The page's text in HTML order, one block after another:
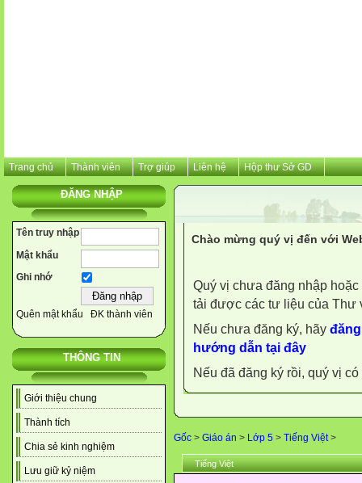
Trang chủ Thành viên Trợ giúp Liên hệ Hộp thư Sở GD
ĐĂNG NHẬP
Tên truy nhập
Mật khẩu
Ghi nhớ
Quên mật khẩu ĐK thành viên
THÔNG TIN
Giới thiệu chung
Thành tích
Chia sẻ kinh nghiệm
Lưu giữ kỷ niệm
Chào mừng quý vị đến với
Quý vị chưa đăng nhập
tải được các tư liệu của Thư
Nếu chưa đăng ký, hãy
hướng dẫn tại đây
Nếu đã đăng ký rồi, quý vị
Gốc > Giáo án > Lớp 5 > Tiếng Việt>
Tiếng Việt